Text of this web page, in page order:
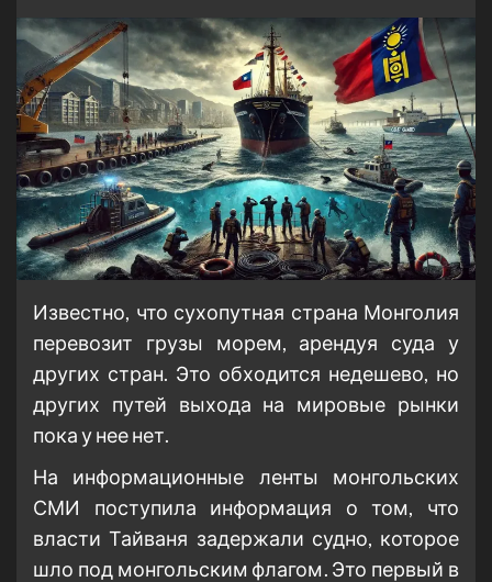
Известно, что сухопутная страна Монголия
перевозит грузы морем, арендуя суда у
других стран. Это обходится недешево, но
других путей выхода на мировые рынки
пока у нее нет.
На информационные ленты монгольских
СМИ поступила информация о том, что
власти Тайваня задержали судно, которое
шло под монгольским флагом. Это первый в